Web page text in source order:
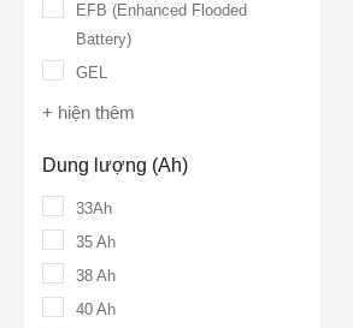
EFB (Enhanced Flooded
Battery)
GEL
+ hiện thêm
Dung lượng (Ah)
33Ah
35 Ah
38 Ah
40 Ah